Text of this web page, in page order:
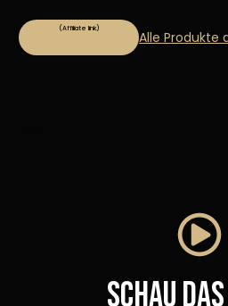
Alle Produkte
Schau